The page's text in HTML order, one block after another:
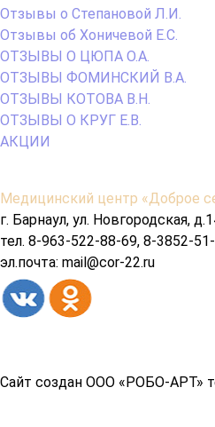
Отзывы о Степановой Л.И.
Отзывы об Хоничевой Е.С.
ОТЗЫВЫ О ЦЮПА О.А.
ОТЗЫВЫ ФОМИНСКИЙ В.А.
ОТЗЫВЫ КОТОВА В.Н.
ОТЗЫВЫ О КРУГ Е.В.
АКЦИИ
Содержимое
подвала
Медицинский центр «Доброе
г. Барнаул, ул. Новгородская,
тел. 8-963-522-88-69, 8-3852-
эл.почта: mail@cor-22.ru
Сайт создан ООО «РОБО-АРТ»